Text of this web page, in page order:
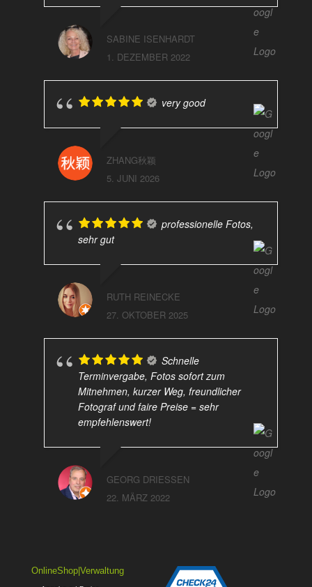
SABINE ISENHARDT
1. DEZEMBER 2022
very good
ZHANG秋颖
5. JUNI 2026
professionelle Fotos,
sehr gut
RUTH REINECKE
27. OKTOBER 2025
Schnelle
Terminvergabe, Fotos sofort zum
Mitnehmen, kurzer Weg, freundlicher
Fotograf und faire Preise = sehr
empfehlenswert!
GEORG DRIESSEN
22. MÄRZ 2022
OnlineShop|Verwaltung